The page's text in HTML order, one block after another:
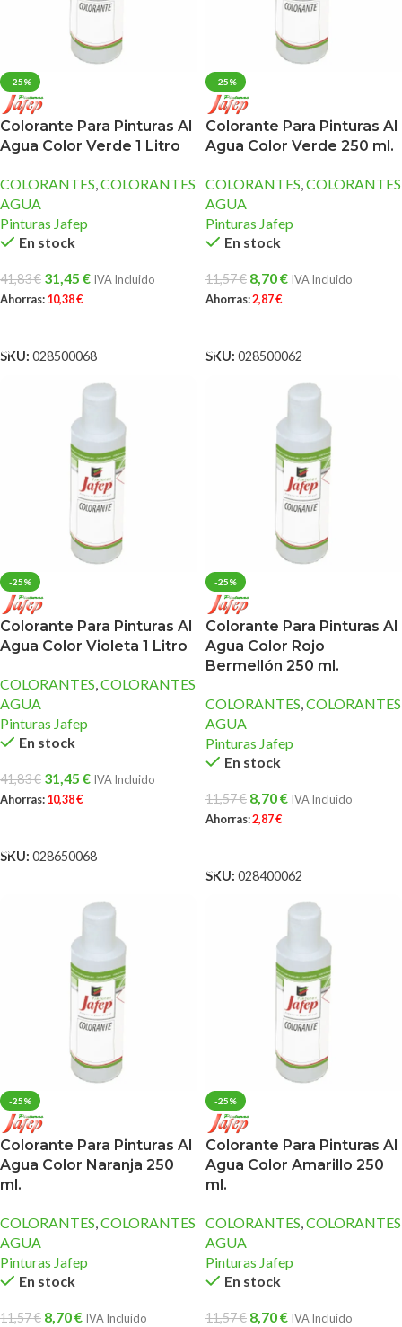
-25%
Colorante Para Pinturas Al
Agua Color Verde 1 Litro
COLORANTES,COLORANTES
AGUA
Pinturas Jafep
En stock
41,83€ 31,45 € IVA Incluido
Ahorras:10,38€
SKU: 028500068
-25%
Colorante Para Pinturas Al
Agua Color Verde 250 ml.
COLORANTES,COLORANTES
AGUA
Pinturas Jafep
En stock
11,57€ 8,70€ IVA Incluido
Ahorras:2,87€
SKU: 028500062
-25%
Colorante Para Pinturas Al
Agua Color Violeta 1 Litro
COLORANTES COLORANTES
AGUA
Pinturas Jafep
En stock
41,83€ 31,45 € IVA Incluido
Ahorras:10,38€
SKU: 028650068
-25%
Colorante Para Pinturas Al
Agua Color Rojo
Bermellón 250 ml.
COLORANTES COLORANTES
AGUA
Pinturas Jafep
En stock
11,57€ 8,70€ IVA Incluido
Ahorras:2,87€
SKU: 028400062
-25%
Colorante Para Pinturas Al
Agua Color Naranja 250
ml.
COLORANTES,COLORANTES
AGUA
Pinturas Jafep
En stock
11,57€ 8,70€ IVA Incluido
-25%
Colorante Para Pinturas Al
Agua Color Amarillo 250
ml.
COLORANTES,COLORANTES
AGUA
Pinturas Jafep
En stock
11,57€ 8,70€ IVA Incluido